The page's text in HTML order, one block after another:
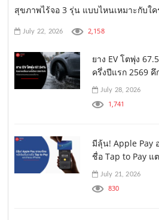
สุขภาพไร้จอ 3 รุ่น แบบไหนเหมาะกับใค
July 22, 2026 2,158
ยาง EV โตพุ่ง
ครึ่งปีแรก 2569
July 28, 2026
1,741
มีลุ้น! Apple Pay
ชื่อ Tap to Pay แ
July 21, 2026
830